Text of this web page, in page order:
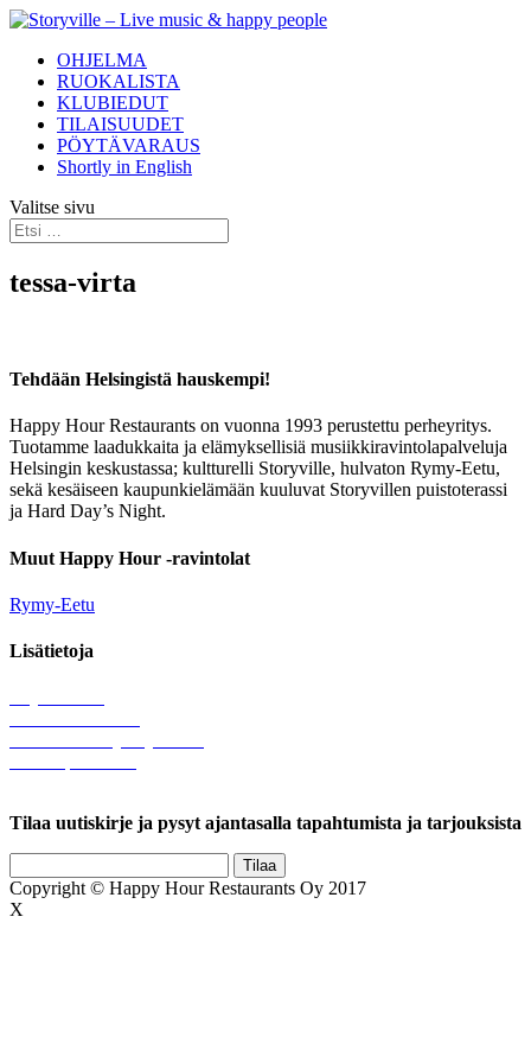
OHJELMA
RUOKALISTA
KLUBIEDUT
TILAISUUDET
PÖYTÄVARAUS
Shortly in English
Valitse sivu
tessa-virta
Tehdään Helsingistä hauskempi!
Happy Hour Restaurants on vuonna 1993 perustettu perheyritys.
Tuotamme laadukkaita ja elämyksellisiä musiikkiravintolapalveluja
Helsingin keskustassa; kultturelli Storyville, hulvaton Rymy-Eetu,
sekä kesäiseen kaupunkielämään kuuluvat Storyvillen puistoterassi
ja Hard Day’s Night.
Muut Happy Hour -ravintolat
Rymy-Eetu
Lisätietoja
Tilaa uutiskirje ja pysyt ajantasalla tapahtumista ja tarjouksista
Copyright © Happy Hour Restaurants Oy 2017
X